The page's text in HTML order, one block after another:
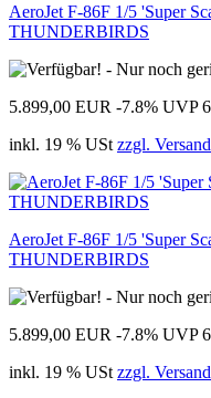
AeroJet F-86F 1/5 'Super
THUNDERBIRDS
5.899,00 EUR -7.8% UVP
inkl. 19 % USt zzgl.
AeroJet F-86F 1/5 'Super
THUNDERBIRDS
5.899,00 EUR -7.8% UVP
inkl. 19 % USt zzgl.